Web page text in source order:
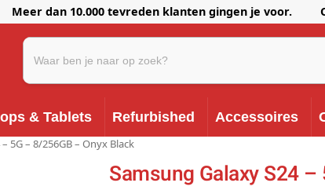
dan 10.000 tevreden klanten gingen je voor.
& Tablets Refurbished Accessoires
5G – 8/256GB – Onyx Black
Samsung Galaxy S24